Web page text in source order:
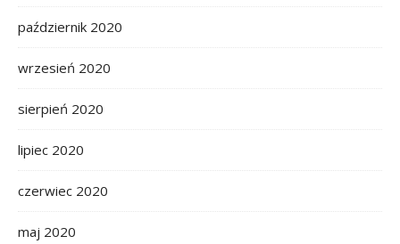
październik 2020
wrzesień 2020
sierpień 2020
lipiec 2020
czerwiec 2020
maj 2020